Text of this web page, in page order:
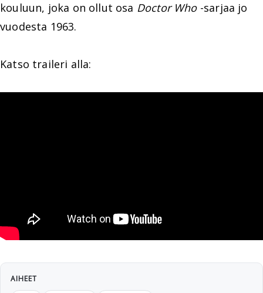
kouluun, joka on ollut osa Doctor Who-sarjaa jo
vuodesta 1963.
Katso traileri alla:
AIHEET